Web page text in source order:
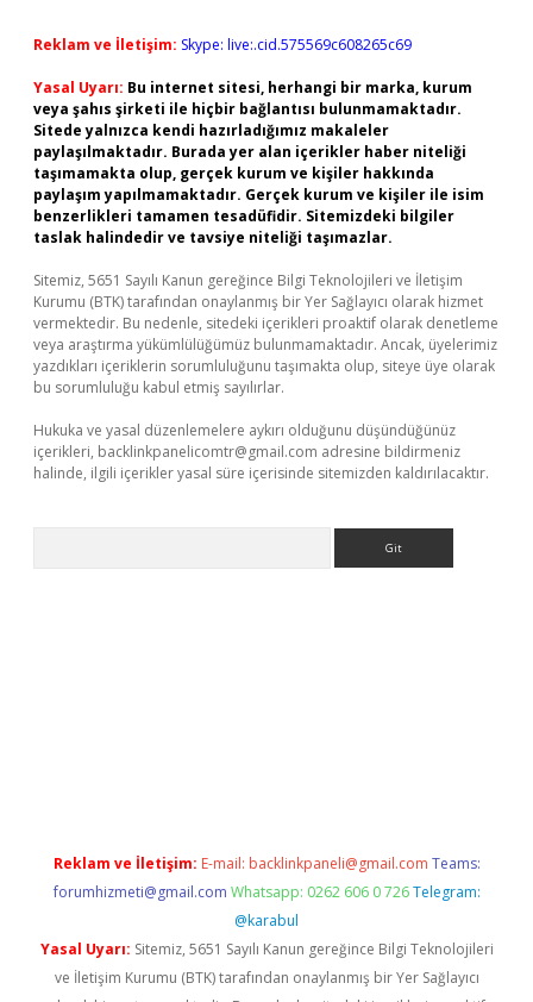
Reklam ve İletişim: Skype: live:.cid.575569c608265c69
Yasal Uyarı: Bu internet sitesi, herhangi bir marka, kurum
veya şahıs şirketi ile hiçbir bağlantısı bulunmamaktadır.
Sitede yalnızca kendi hazırladığımız makaleler
paylaşılmaktadır. Burada yer alan içerikler haber niteliği
taşımamakta olup, gerçek kurum ve kişiler hakkında
paylaşım yapılmamaktadır. Gerçek kurum ve kişiler ile isim
benzerlikleri tamamen tesadüfidir. Sitemizdeki bilgiler
taslak halindedir ve tavsiye niteliği taşımazlar.
Sitemiz, 5651 Sayılı Kanun gereğince Bilgi Teknolojileri ve İletişim
Kurumu (BTK) tarafından onaylanmış bir Yer Sağlayıcı olarak hizmet
vermektedir. Bu nedenle, sitedeki içerikleri proaktif olarak denetleme
veya araştırma yükümlülüğümüz bulunmamaktadır. Ancak, üyelerimiz
yazdıkları içeriklerin sorumluluğunu taşımakta olup, siteye üye olarak
bu sorumluluğu kabul etmiş sayılırlar.
Hukuka ve yasal düzenlemelere aykırı olduğunu düşündüğünüz
içerikleri, backlinkpanelicomtr@gmail.com adresine bildirmeniz
halinde, ilgili içerikler yasal süre içerisinde sitemizden kaldırılacaktır.
Reklam ve İletişim: E-mail: backlinkpaneli@gmail.com Teams:
forumhizmeti@gmail.com Whatsapp: 0262 606 0 726 Telegram:
@karabul
Yasal Uyarı: Sitemiz, 5651 Sayılı Kanun gereğince Bilgi Teknolojileri
ve İletişim Kurumu (BTK) tarafından onaylanmış bir Yer Sağlayıcı